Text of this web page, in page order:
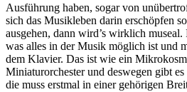
Ausführung haben, sogar von
sich das Musikleben darin erschöpfen
ausgehen, dann wird’s wirklich museal.
was alles in der Musik möglich ist und
dem Klavier. Das ist wie ein
Miniaturorchester und deswegen gibt
die muss erstmal in einer gehörigen